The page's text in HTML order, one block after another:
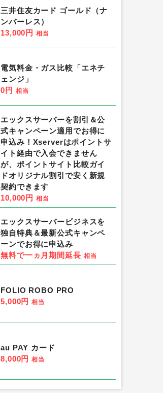
三井住友カード ゴールド（ナ
ンバーレス）
13,000円 相当
電気料金・ガス比較「エネチ
ェンジ」
0円 相当
エックスサーバーを割引＆公
式キャンペーン適用でお得に
申込み！Xserverはポイントサ
イト経由で入会できません
が、ポイントサイト比較ガイ
ドオリジナル割引で安く新規
契約できます
10,000円 相当
エックスサーバービジネスを
独自特典＆最新公式キャンペ
ーンでお得に申込み
無料で一ヵ月期間延長 相当
FOLIO ROBO PRO
5,000円 相当
au PAY カード
8,000円 相当